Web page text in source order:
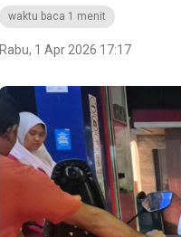
waktu baca 1 menit
Rabu, 1 Apr 2026 17:17